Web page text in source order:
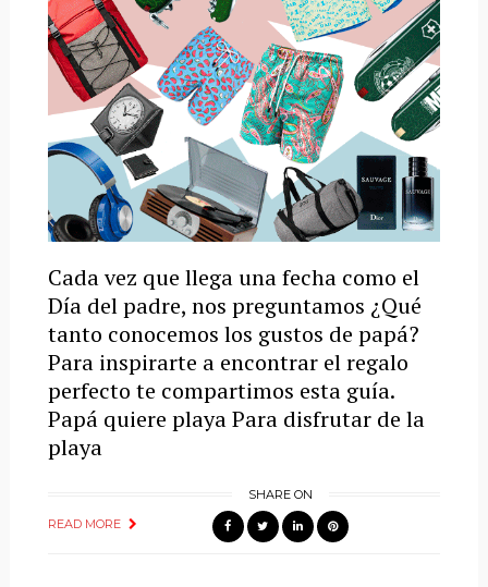
Cada vez que llega una fecha como el
Día del padre, nos preguntamos ¿Qué
tanto conocemos los gustos de papá?
Para inspirarte a encontrar el regalo
perfecto te compartimos esta guía.
Papá quiere playa Para disfrutar de la
playa
READ MORE
SHARE ON